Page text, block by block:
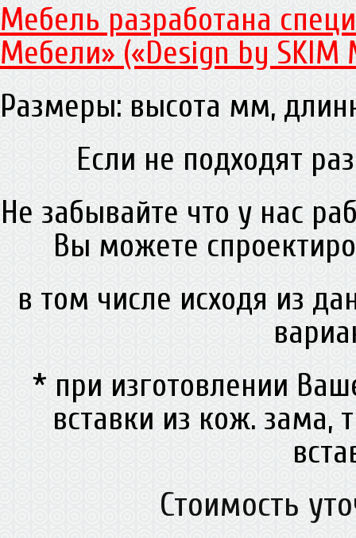
Мебель разработана
Мебели» («Design by SKIM
Размеры: высота мм,
Если не подходят
Не забывайте что у нас
Вы можете
в том числе исходя из
* при изготовлении
вставки из кож. зама,
Стоимость